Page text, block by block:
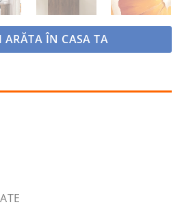
ARĂTA ÎN CASA TA